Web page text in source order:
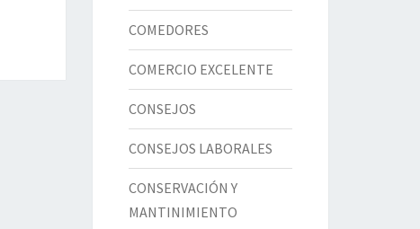
COMEDORES
COMERCIO EXCELENTE
CONSEJOS
CONSEJOS LABORALES
CONSERVACIÓN Y
MANTINIMIENTO